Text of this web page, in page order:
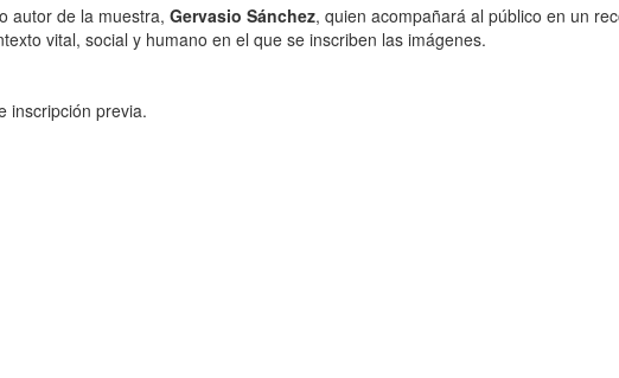
autor de la muestra, Gervasio Sánchez, quien acompañará al público en un
vital, social y humano en el que se inscriben las imágenes.
inscripción previa.